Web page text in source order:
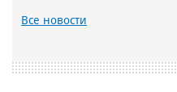
Все новости